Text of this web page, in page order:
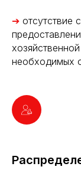
➔ отсутствие
необходимых